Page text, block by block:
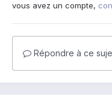
vous avez un compte,
Répondre à ce